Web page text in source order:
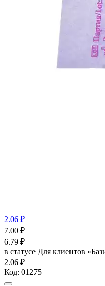
2.06 ₽
7.00 ₽
6.79 ₽
в статусе Для клиентов
2.06 ₽
Код: 01275